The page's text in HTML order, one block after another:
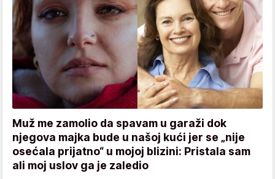
Muž me zamolio da spavam u garaži dok
njegova majka bude u našoj kući jer se „nije
osećala prijatno“ u mojoj blizini: Pristala sam
ali moj uslov ga je zaledio